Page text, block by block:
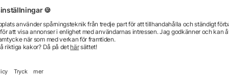
kortärmad herrtröja
från 22,07 kr
Bahrain kortärmad